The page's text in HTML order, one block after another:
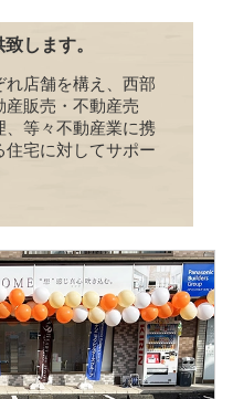
します。
店舗を構え、西部
産販売・不動産売
、等々不動産業に携
宅に対してサポー